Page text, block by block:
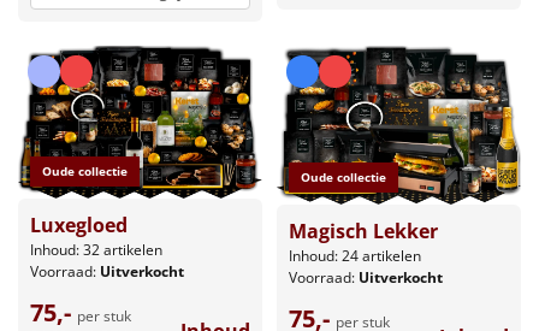
Oude collectie
Luxegloed
Inhoud: 32 artikelen
Voorraad: Uitverkocht
75,- per stuk
Oude collectie
Magisch Lekker
Inhoud: 24 artikelen
Voorraad: Uitverkocht
75,- per stuk